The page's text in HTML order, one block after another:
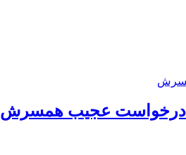
و درخواست عجیب همسرش